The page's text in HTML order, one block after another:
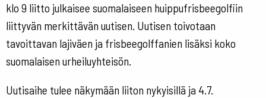
klo 9 liitto julkaisee suomalaiseen huippufrisbeegolfiin
liittyvän merkittävän uutisen. Uutisen toivotaan
tavoittavan lajiväen ja frisbeegolffanien lisäksi koko
suomalaisen urheiluyhteisön.
Uutisaihe tulee näkymään liiton nykyisillä ja 4.7.